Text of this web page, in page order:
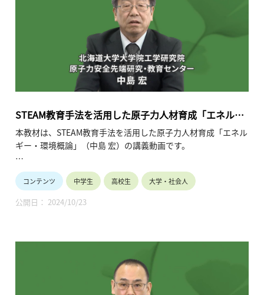
・講師名、講師所属：熊野 善介（静岡大学）
※所属・役職は収録当時のものです。
・動画の長さ： 1時間2分（※動画3本）
STEAM教育手法を活用した原子力人材育成「エネルギ
ー・環境概論」
本教材は、STEAM教育手法を活用した原子力人材育成「エネル
ギー・環境概論」（中島 宏）の講義動画です。
本講義では、（１）エネルギーの基礎、（２）エネルギーに関
する課題と対策について、（３）エネルギーと環境問題につい
て、（４）環境問題への取り組み、についてご説明します。こ
れらを理解することにより、未来の私たちの生活と地球のため
ぜひ、皆様の学びにお役立てください。
コンテンツ 中学生 高校生 大学・社会人
公開日： 2024/10/23